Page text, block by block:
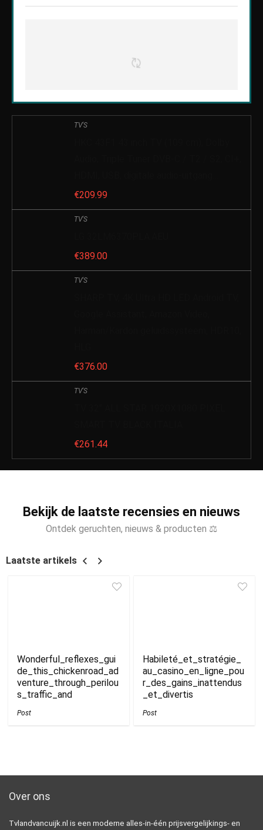
TV'S
€209.99
TV'S
€389.00
TV'S
€376.00
TV'S
€261.44
Bekijk de laatste recensies en nieuws
Ontdek geruchten, nieuws & producten ⚖
Laatste artikels
Wonderful_reflexes_gui
de_this_chickenroad_ad
venture_through_perilou
s_traffic_and
Post
Habileté_et_stratégie_
au_casino_en_ligne_pou
r_des_gains_inattendus
_et_divertis
Post
Over ons
Tvlandvancuijk.nl is een moderne alles-in-één prijsvergelijkings- en